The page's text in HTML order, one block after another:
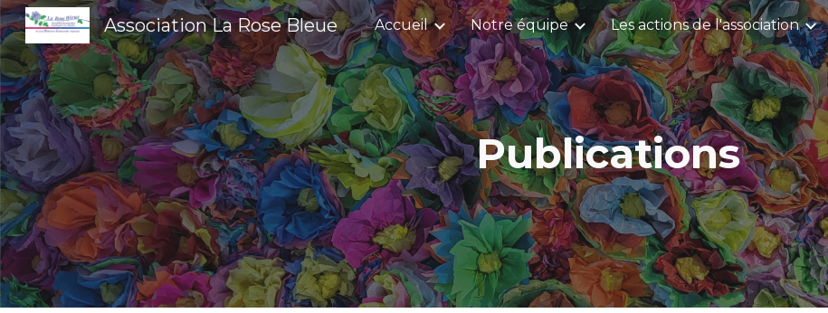
Skip to main content Skip to navigation
Association La Rose Bleue Accueil Notre équipe Les actions de l'association
Publications